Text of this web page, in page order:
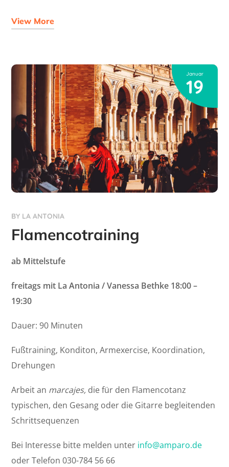
View More
Januar
19
BY LA ANTONIA
Flamencotraining
ab Mittelstufe
freitags mit La Antonia / Vanessa Bethke 18:00 –
19:30
Dauer: 90 Minuten
Fußtraining, Konditon, Armexercise, Koordination,
Drehungen
Arbeit an marcajes, die für den Flamencotanz
typischen, den Gesang oder die Gitarre begleitenden
Schrittsequenzen
Bei Interesse bitte melden unter info@amparo.de
oder Telefon 030-784 56 66